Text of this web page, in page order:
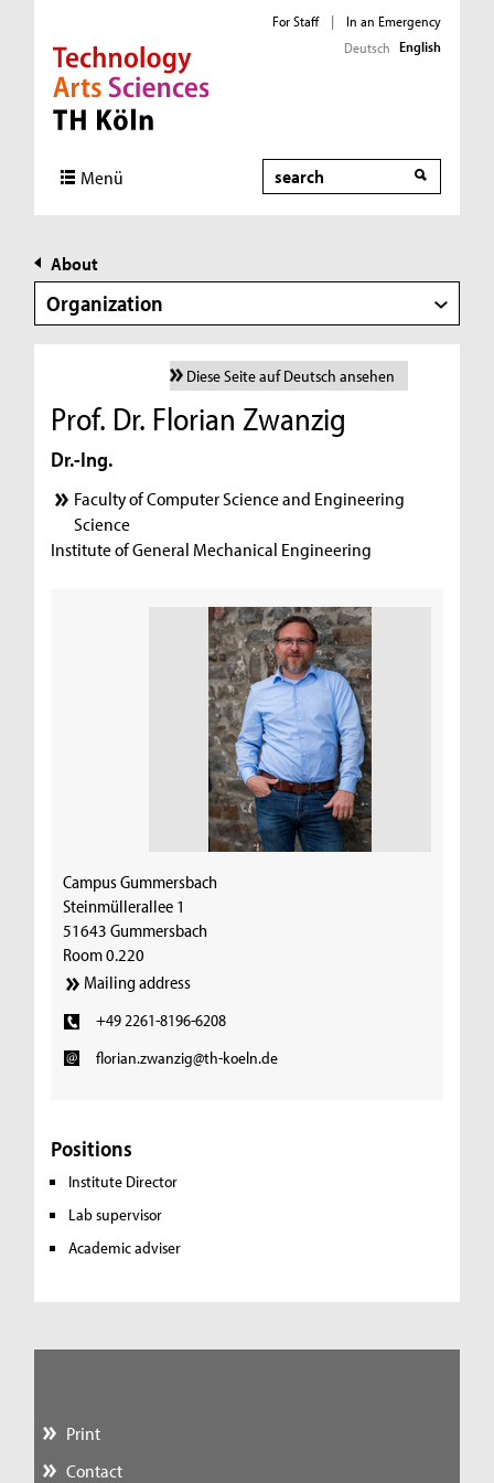
Direkt zur Hauptnavigation
Direkt zur Subnavigation
Direkt zum Inhalt
Direkt zum Fußbereich
For Staff |
In an Emergency
Deutsch English
Menü Search
About
Organization
Diese Seite auf Deutsch ansehen
Prof. Dr. Florian Zwanzig
Dr.-Ing.
Faculty of Computer Science and Engineering
Science
Institute of General Mechanical Engineering
Campus Gummersbach
Steinmüllerallee 1
51643 Gummersbach
Room 0.220
Mailing address
+49 2261-8196-6208
florian.zwanzig@th-koeln.de
Positions
Institute Director
Lab supervisor
Academic adviser
Print
Contact